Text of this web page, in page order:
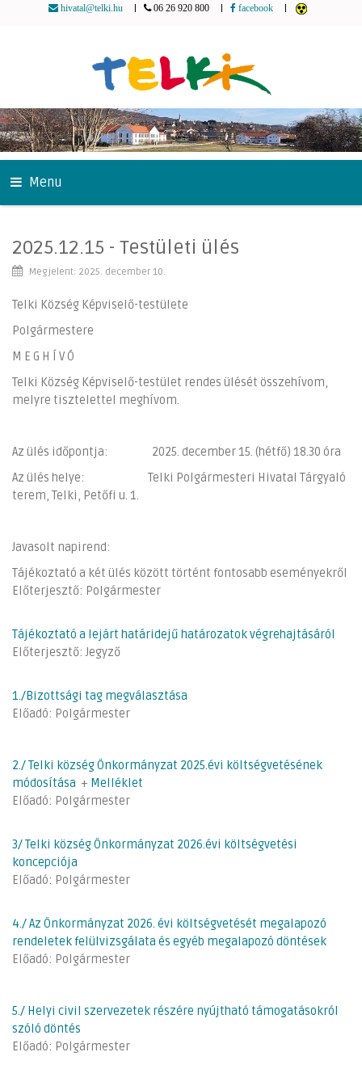
hivatal@telki.hu 06 26 920 800 facebook
Menu
2025.12.15 - Testületi ülés
Megjelent: 2025. december 10.
Telki Község Képviselő-testülete
Polgármestere
M E G H Í V Ó
Telki Község Képviselő-testület rendes ülését összehívom,
melyre tisztelettel meghívom.
Az ülés időpontja: 2025. december 15. (hétfő) 18.30 óra
Az ülés helye: Telki Polgármesteri Hivatal Tárgyaló
terem, Telki, Petőfi u. 1.
Javasolt napirend:
Tájékoztató a két ülés között történt fontosabb eseményekről
Előterjesztő: Polgármester
Tájékoztató a lejárt határidejű határozatok végrehajtásáról
Előterjesztő: Jegyző
1./Bizottsági tag megválasztása
Előadó: Polgármester
2./ Telki község Önkormányzat 2025.évi költségvetésének
módosítása + Melléklet
Előadó: Polgármester
3/ Telki község Önkormányzat 2026.évi költségvetési
koncepciója
Előadó: Polgármester
4./ Az Önkormányzat 2026. évi költségvetését megalapozó
rendeletek felülvizsgálata és egyéb megalapozó döntések
Előadó: Polgármester
5./ Helyi civil szervezetek részére nyújtható támogatásokról
szóló döntés
Előadó: Polgármester